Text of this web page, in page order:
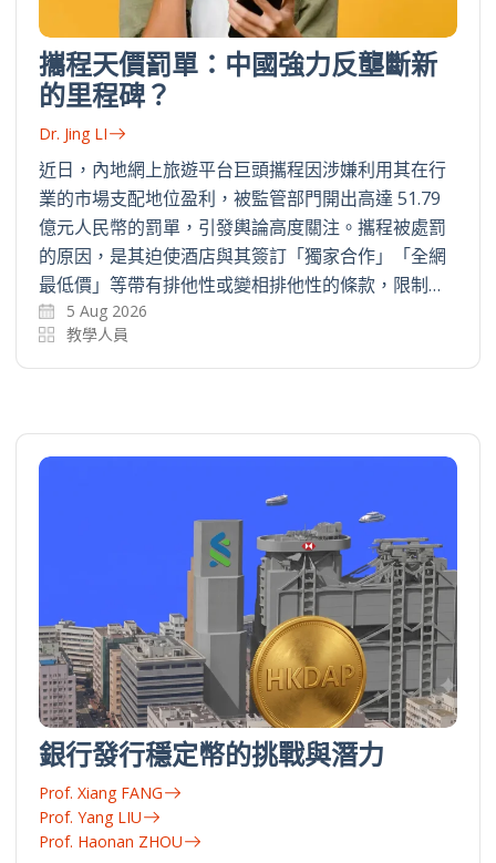
攜程天價罰單：中國強力反壟斷新
的里程碑？
Dr. Jing LI
近日，內地網上旅遊平台巨頭攜程因涉嫌利用其在行
業的市場支配地位盈利，被監管部門開出高達 51.79
億元人民幣的罰單，引發輿論高度關注。攜程被處罰
的原因，是其迫使酒店與其簽訂「獨家合作」「全網
最低價」等帶有排他性或變相排他性的條款，限制…
5 Aug 2026
教學人員
銀行發行穩定幣的挑戰與潛力
Prof. Xiang FANG
Prof. Yang LIU
Prof. Haonan ZHOU